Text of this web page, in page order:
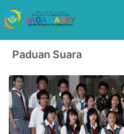
Paduan Suara